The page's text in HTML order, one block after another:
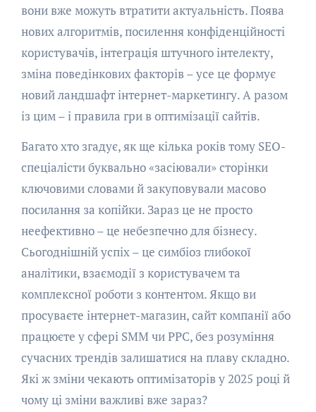
вони вже можуть втратити актуальність. Поява
нових алгоритмів, посилення конфіденційності
користувачів, інтеграція штучного інтелекту,
зміна поведінкових факторів – усе це формує
новий ландшафт інтернет-маркетингу. А разом
із цим – і правила гри в оптимізації сайтів.
Багато хто згадує, як ще кілька років тому SEO-
спеціалісти буквально «засіювали» сторінки
ключовими словами й закуповували масово
посилання за копійки. Зараз це не просто
неефективно – це небезпечно для бізнесу.
Сьогоднішній успіх – це симбіоз глибокої
аналітики, взаємодії з користувачем та
комплексної роботи з контентом. Якщо ви
просуваєте інтернет-магазин, сайт компанії або
працюєте у сфері SMM чи PPC, без розуміння
сучасних трендів залишатися на плаву складно.
Які ж зміни чекають оптимізаторів у 2025 році й
чому ці зміни важливі вже зараз?